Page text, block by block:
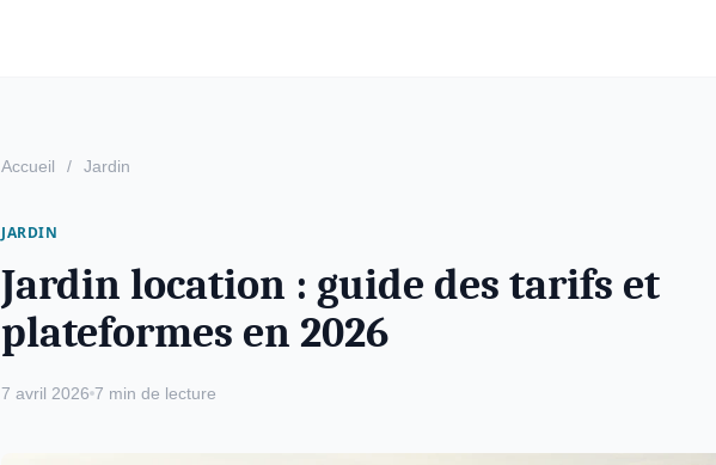
Accueil / Jardin
JARDIN
Jardin location : guide des tarifs et
plateformes en 2026
7 avril 2026 7 min de lecture